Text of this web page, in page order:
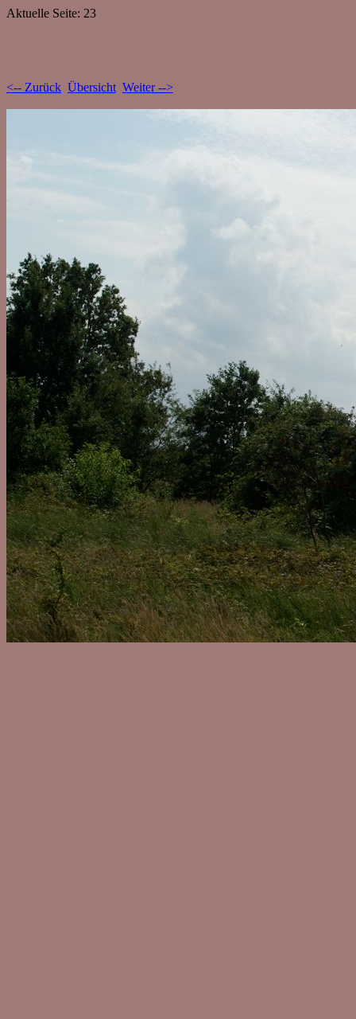
Aktuelle Seite: 23
<-- Zurück Übersicht Weiter -->